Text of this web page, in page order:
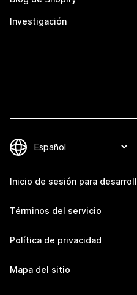
Investigación
Inicio de sesión para
Términos del servicio
Política de privacidad
Mapa del sitio